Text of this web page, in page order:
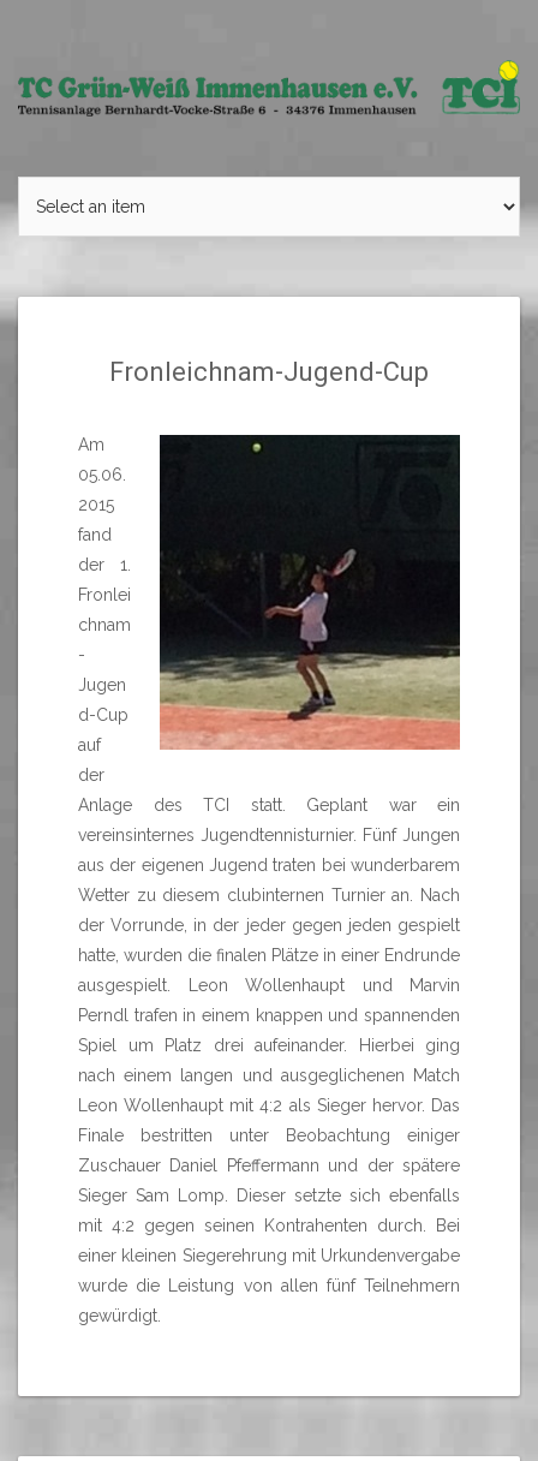
Fronleichnam-Jugend-Cup
Am
05.06.
2015
fand
der 1.
Fronlei
chnam
-
Jugen
d-Cup
auf
der
Anlage des TCI statt. Geplant war ein
vereinsinternes Jugendtennisturnier. Fünf Jungen
aus der eigenen Jugend traten bei wunderbarem
Wetter zu diesem clubinternen Turnier an. Nach
der Vorrunde, in der jeder gegen jeden gespielt
hatte, wurden die finalen Plätze in einer Endrunde
ausgespielt. Leon Wollenhaupt und Marvin
Perndl trafen in einem knappen und spannenden
Spiel um Platz drei aufeinander. Hierbei ging
nach einem langen und ausgeglichenen Match
Leon Wollenhaupt mit 4:2 als Sieger hervor. Das
Finale bestritten unter Beobachtung einiger
Zuschauer Daniel Pfeffermann und der spätere
Sieger Sam Lomp. Dieser setzte sich ebenfalls
mit 4:2 gegen seinen Kontrahenten durch. Bei
einer kleinen Siegerehrung mit Urkundenvergabe
wurde die Leistung von allen fünf Teilnehmern
gewürdigt.